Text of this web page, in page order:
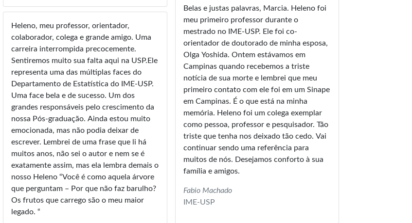
Heleno, meu professor, orientador,
colaborador, colega e grande amigo. Uma
carreira interrompida precocemente.
Sentiremos muito sua falta aqui na USP.Ele
representa uma das múltiplas faces do
Departamento de Estatística do IME-USP.
Uma face bela e de sucesso. Um dos
grandes responsáveis pelo crescimento da
nossa Pós-graduação. Ainda estou muito
emocionada, mas não podia deixar de
escrever. Lembrei de uma frase que li há
muitos anos, não sei o autor e nem se é
exatamente assim, mas ela lembra demais o
nosso Heleno “Você é como aquela árvore
que perguntam – Por que não faz barulho?
Os frutos que carrego são o meu maior
legado. “
Belas e justas palavras, Marcia. Heleno foi
meu primeiro professor durante o
mestrado no IME-USP. Ele foi co-
orientador de doutorado de minha esposa,
Olga Yoshida. Ontem estávamos em
Campinas quando recebemos a triste
notícia de sua morte e lembrei que meu
primeiro contato com ele foi em um Sinape
em Campinas. É o que está na minha
memória. Heleno foi um colega exemplar
como pessoa, professor e pesquisador. Tão
triste que tenha nos deixado tão cedo. Vai
continuar sendo uma referência para
muitos de nós. Desejamos conforto à sua
família e amigos.
Fabio Machado
IME-USP